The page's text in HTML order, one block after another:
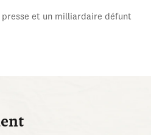
presse et un milliardaire défunt